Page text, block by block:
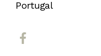
Portugal